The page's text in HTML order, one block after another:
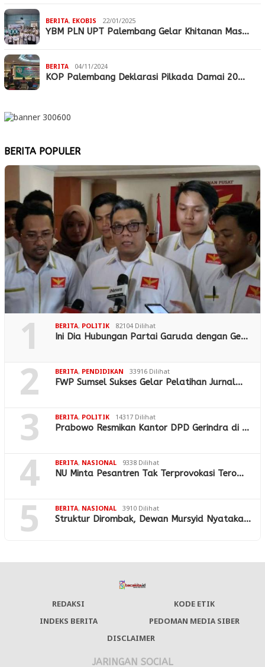
BERITA, EKOBIS 22/01/2025
YBM PLN UPT Palembang Gelar Khitanan Mas…
BERITA 04/11/2024
KOP Palembang Deklarasi Pilkada Damai 20…
BERITA POPULER
1 BERITA, POLITIK 82104 Dilihat
Ini Dia Hubungan Partai Garuda dengan Ge…
2 BERITA, PENDIDIKAN 33916 Dilihat
FWP Sumsel Sukses Gelar Pelatihan Jurnal…
3 BERITA, POLITIK 14317 Dilihat
Prabowo Resmikan Kantor DPD Gerindra di …
4 BERITA, NASIONAL 9338 Dilihat
NU Minta Pesantren Tak Terprovokasi Tero…
5 BERITA, NASIONAL 3910 Dilihat
Struktur Dirombak, Dewan Mursyid Nyataka…
REDAKSI
KODE ETIK
INDEKS BERITA
PEDOMAN MEDIA SIBER
DISCLAIMER
JARINGAN SOCIAL